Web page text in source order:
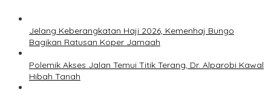
Jelang Keberangkatan Haji 2026, Kemenhaj Bungo
Bagikan Ratusan Koper Jamaah
Polemik Akses Jalan Temui Titik Terang, Dr. Alparobi Kawal
Hibah Tanah